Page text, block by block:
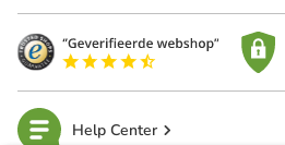
Help Center